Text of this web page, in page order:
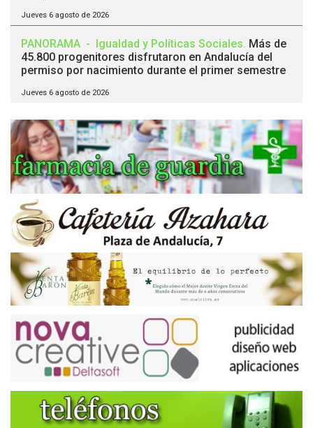
Jueves 6 agosto de 2026
PANORAMA - Igualdad y Políticas Sociales. Más de
45.800 progenitores disfrutaron en Andalucía del
permiso por nacimiento durante el primer semestre
Jueves 6 agosto de 2026